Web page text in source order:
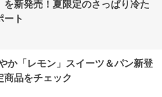
新発売！夏限定のさっぱり冷た
ート
か「レモン」スイーツ＆パン新登
商品をチェック